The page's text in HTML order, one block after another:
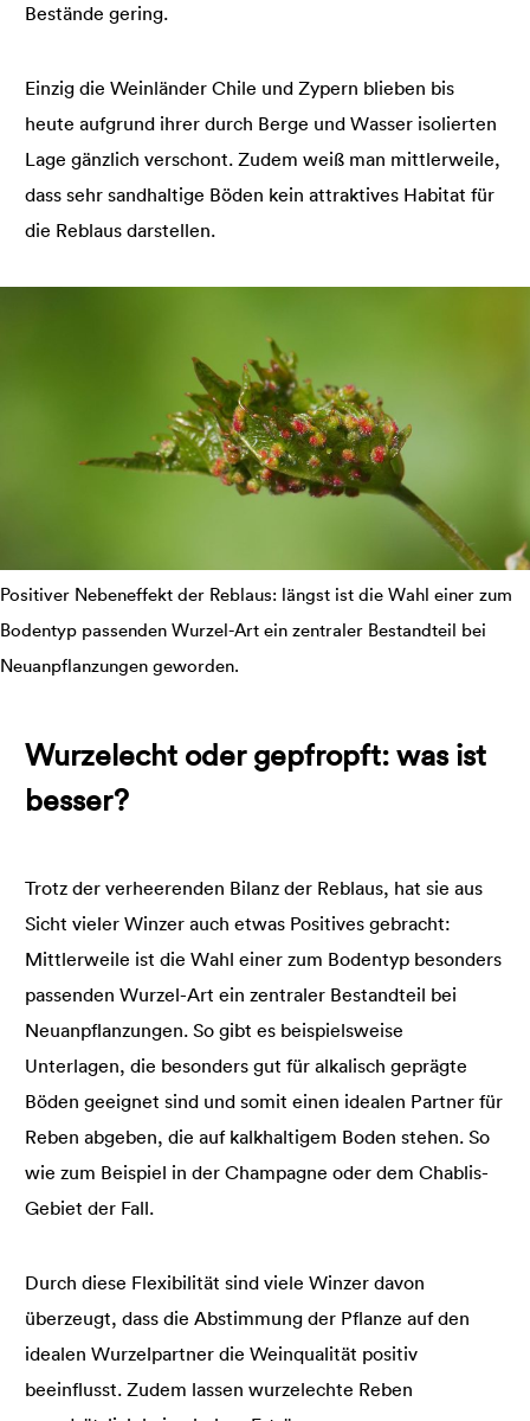
Bestände gering.
Einzig die Weinländer Chile und Zypern blieben bis
heute aufgrund ihrer durch Berge und Wasser isolierten
Lage gänzlich verschont. Zudem weiß man mittlerweile,
dass sehr sandhaltige Böden kein attraktives Habitat für
die Reblaus darstellen.
Positiver Nebeneffekt der Reblaus: längst ist die Wahl einer zum
Bodentyp passenden Wurzel-Art ein zentraler Bestandteil bei
Neuanpflanzungen geworden.
Wurzelecht oder gepfropft: was ist
besser?
Trotz der verheerenden Bilanz der Reblaus, hat sie aus
Sicht vieler Winzer auch etwas Positives gebracht:
Mittlerweile ist die Wahl einer zum Bodentyp besonders
passenden Wurzel-Art ein zentraler Bestandteil bei
Neuanpflanzungen. So gibt es beispielsweise
Unterlagen, die besonders gut für alkalisch geprägte
Böden geeignet sind und somit einen idealen Partner für
Reben abgeben, die auf kalkhaltigem Boden stehen. So
wie zum Beispiel in der Champagne oder dem Chablis-
Gebiet der Fall.
Durch diese Flexibilität sind viele Winzer davon
überzeugt, dass die Abstimmung der Pflanze auf den
idealen Wurzelpartner die Weinqualität positiv
beeinflusst. Zudem lassen wurzelechte Reben